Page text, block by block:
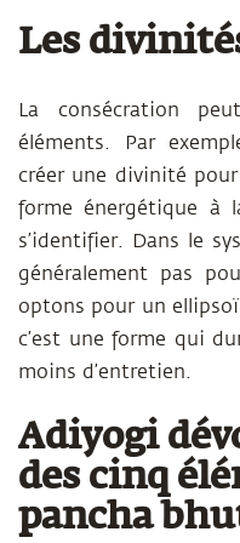
Les
La consécration
éléments. Par
créer une divinité
forme énergétique à
s’identifier. Dans le
généralement pas
optons pour un
c’est une forme qui
moins d’entretien.
Adiyogi
des cinq
pancha